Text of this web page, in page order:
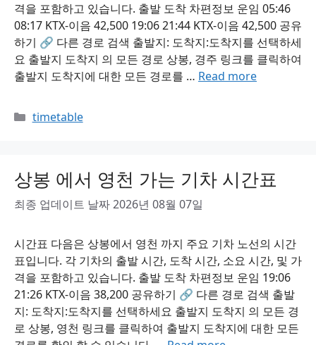
격을 포함하고 있습니다. 출발 도착 차편정보 운임 05:46
08:17 KTX-이음 42,500 19:06 21:44 KTX-이음 42,500 공유
하기 🔗 다른 경로 검색 출발지: 도착지:도착지를 선택하세
요 출발지 도착지 의 모든 경로 상봉, 경주 링크를 클릭하여
출발지 도착지에 대한 모든 경로를 … Read more
Categories
timetable
상봉 에서 영천 가는 기차 시간표
최종 업데이트 날짜 2026년 08월 07일
시간표 다음은 상봉에서 영천 까지 주요 기차 노선의 시간
표입니다. 각 기차의 출발 시간, 도착 시간, 소요 시간, 및 가
격을 포함하고 있습니다. 출발 도착 차편정보 운임 19:06
21:26 KTX-이음 38,200 공유하기 🔗 다른 경로 검색 출발
지: 도착지:도착지를 선택하세요 출발지 도착지 의 모든 경
로 상봉, 영천 링크를 클릭하여 출발지 도착지에 대한 모든